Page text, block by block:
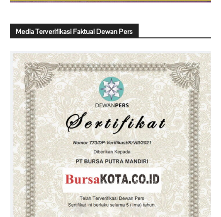
Media Terverifikasi Faktual Dewan Pers